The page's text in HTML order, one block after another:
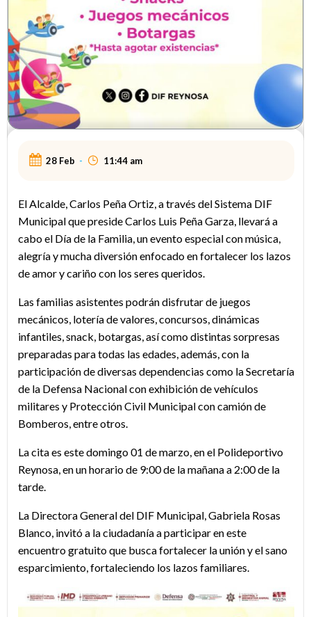
28 Feb - 11:44 am
El Alcalde, Carlos Peña Ortiz, a través del Sistema DIF
Municipal que preside Carlos Luis Peña Garza, llevará a
cabo el Día de la Familia, un evento especial con música,
alegría y mucha diversión enfocado en fortalecer los lazos
de amor y cariño con los seres queridos.
Las familias asistentes podrán disfrutar de juegos
mecánicos, lotería de valores, concursos, dinámicas
infantiles, snack, botargas, así como distintas sorpresas
preparadas para todas las edades, además, con la
participación de diversas dependencias como la Secretaría
de la Defensa Nacional con exhibición de vehículos
militares y Protección Civil Municipal con camión de
Bomberos, entre otros.
La cita es este domingo 01 de marzo, en el Polideportivo
Reynosa, en un horario de 9:00 de la mañana a 2:00 de la
tarde.
La Directora General del DIF Municipal, Gabriela Rosas
Blanco, invitó a la ciudadanía a participar en este
encuentro gratuito que busca fortalecer la unión y el sano
esparcimiento, fortaleciendo los lazos familiares.